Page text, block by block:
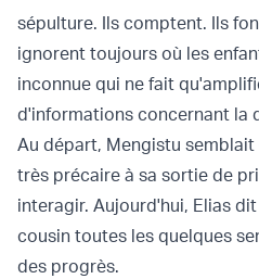
sépulture. Ils comptent. Ils
ignorent toujours où les
inconnue qui ne fait
d'informations concernant la
Au départ, Mengistu
très précaire à sa sortie de
interagir. Aujourd'hui, Elias
cousin toutes les quelques
des progrès.